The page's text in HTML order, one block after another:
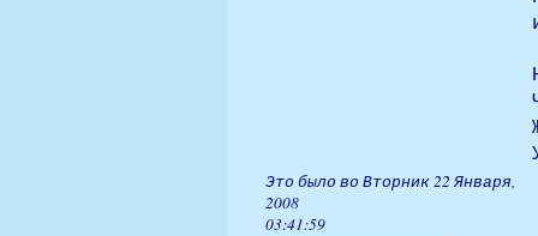
Это было во Вторник 22 Января,
2008
03:41:59